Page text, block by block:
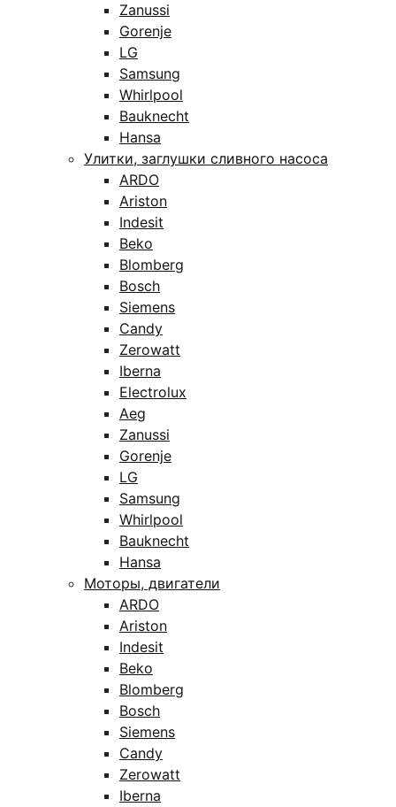
Zanussi
Gorenje
LG
Samsung
Whirlpool
Bauknecht
Hansa
Улитки, заглушки сливного насоса
ARDO
Ariston
Indesit
Beko
Blomberg
Bosch
Siemens
Candy
Zerowatt
Iberna
Electrolux
Aeg
Zanussi
Gorenje
LG
Samsung
Whirlpool
Bauknecht
Hansa
Моторы, двигатели
ARDO
Ariston
Indesit
Beko
Blomberg
Bosch
Siemens
Candy
Zerowatt
Iberna